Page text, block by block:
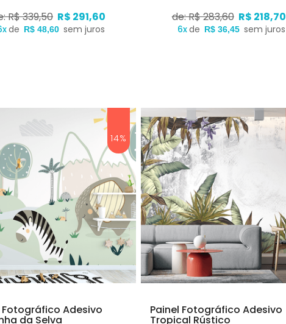
R$ 339,50 R$ 291,60
de R$ 48,60 sem juros
de: R$ 283,60 R$ 218,70
6xde R$ 36,45 sem juros
14%
Fotográfico Adesivo
da Selva
Painel Fotográfico Adesivo
Tropical Rústico